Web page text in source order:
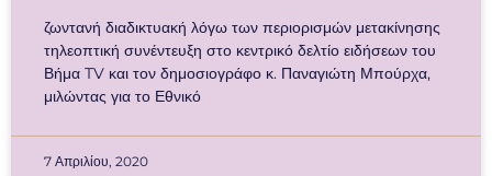
ζωντανή διαδικτυακή λόγω των περιορισμών μετακίνησης
τηλεοπτική συνέντευξη στο κεντρικό δελτίο ειδήσεων του
Βήμα TV και τον δημοσιογράφο κ. Παναγιώτη Μπούρχα,
μιλώντας για το Εθνικό
7 Απριλίου, 2020